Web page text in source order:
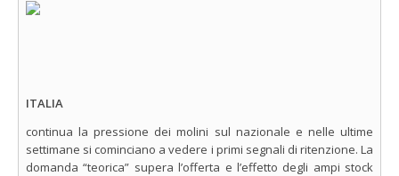
ITALIA
continua la pressione dei molini sul nazionale e nelle ultime
settimane si cominciano a vedere i primi segnali di ritenzione. La
domanda “teorica” supera l’offerta e l’effetto degli ampi stock